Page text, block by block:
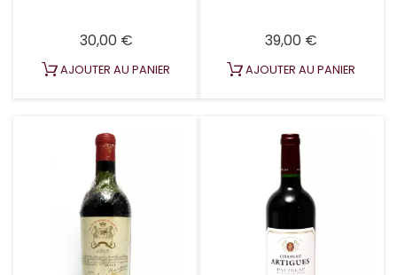
30,00 €Prix
AJOUTER AU PANIER
39,00 €
AJOUTER AU PANIER